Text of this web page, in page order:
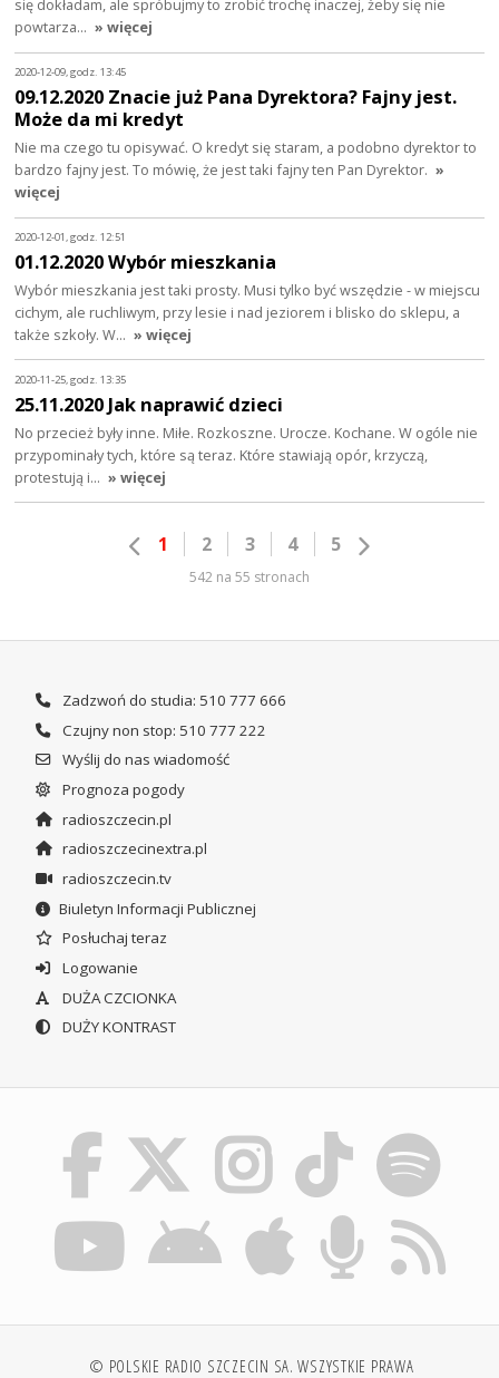
się dokładam, ale spróbujmy to zrobić trochę inaczej, żeby się nie
powtarza… » więcej
2020-12-09, godz. 13:45
09.12.2020 Znacie już Pana Dyrektora? Fajny jest.
Może da mi kredyt
Nie ma czego tu opisywać. O kredyt się staram, a podobno dyrektor to
bardzo fajny jest. To mówię, że jest taki fajny ten Pan Dyrektor. »
więcej
2020-12-01, godz. 12:51
01.12.2020 Wybór mieszkania
Wybór mieszkania jest taki prosty. Musi tylko być wszędzie - w miejscu
cichym, ale ruchliwym, przy lesie i nad jeziorem i blisko do sklepu, a
także szkoły. W… » więcej
2020-11-25, godz. 13:35
25.11.2020 Jak naprawić dzieci
No przecież były inne. Miłe. Rozkoszne. Urocze. Kochane. W ogóle nie
przypominały tych, które są teraz. Które stawiają opór, krzyczą,
protestują i… » więcej
1 2 3 4 5
542 na 55 stronach
Zadzwoń do studia: 510 777 666
Czujny non stop: 510 777 222
Wyślij do nas wiadomość
Prognoza pogody
radioszczecin.pl
radioszczecinextra.pl
radioszczecin.tv
Biuletyn Informacji Publicznej
Posłuchaj teraz
Logowanie
DUŻA CZCIONKA
DUŻY KONTRAST
© POLSKIE RADIO SZCZECIN SA. WSZYSTKIE PRAWA